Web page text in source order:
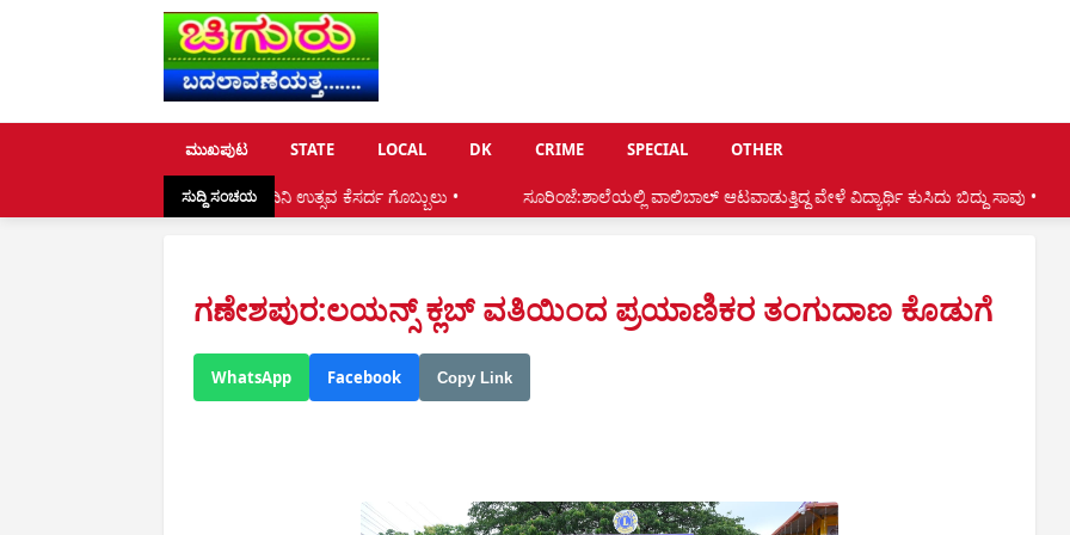
ಮುಖಪುಟ STATE LOCAL DK CRIME SPECIAL OTHER
ಸುದ್ದಿ ಸಂಚಯ
ವರ್ಷದ ನಂದಿನಿ ಉತ್ಸವ ಕೆಸರ್ದ ಗೊಬ್ಬುಲು • ಸೂರಿಂಜೆ:ಶಾಲೆಯಲ್ಲಿ ವಾಲಿಬಾಲ್ ಆಟವಾಡುತ್ತಿದ್ದ ವೇಳೆ ವಿದ್ಯಾರ್ಥಿ ಕುಸಿದು ಬಿದ್ದು ಸಾವು • ನಾಟಿ ಕಾರ್ಯದ
ಗಣೇಶಪುರ:ಲಯನ್ಸ್ ಕ್ಲಬ್ ವತಿಯಿಂದ ಪ್ರಯಾಣಿಕರ ತಂಗುದಾಣ ಕೊಡುಗೆ
WhatsApp Facebook Copy Link